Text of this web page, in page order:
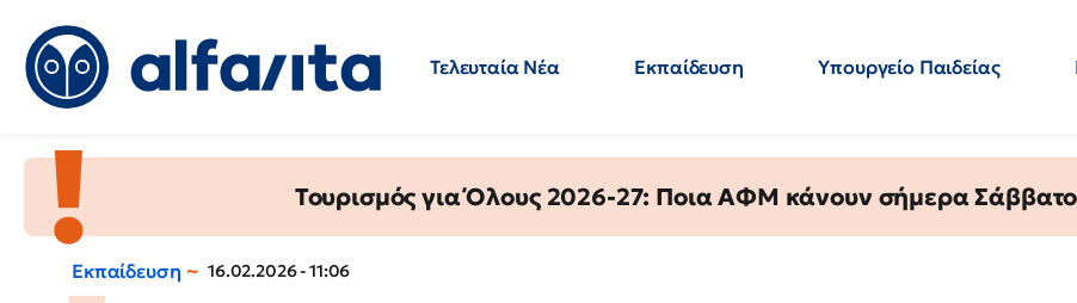
Τελευταία Νέα Εκπαίδευση Υπουργείο Παιδείας
Τουρισμός για Όλους 2026-27: Ποια ΑΦΜ κάνουν σήμερα
Εκπαίδευση 16.02.2026 - 11:06